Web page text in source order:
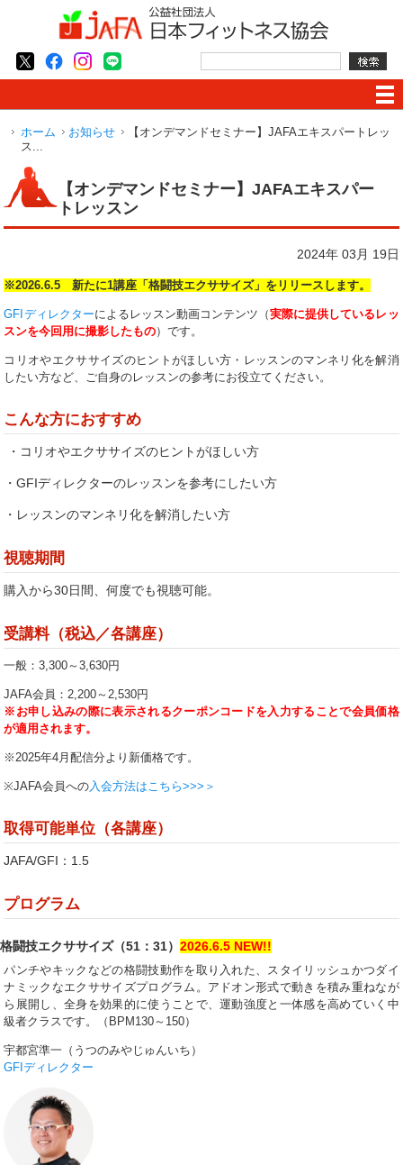
ホーム お知らせ
【オンデマンドセミナー】JAFAエキスパートレッ
ス...
【オンデマンドセミナー】JAFAエキスパー
トレッスン
2024年 03月 19日
※2026.6.5 新たに1講座「格闘技エクササイズ」をリリースします。
GFIディレクターによるレッスン動画コンテンツ（実際に提供しているレッ
スンを今回用に撮影したもの）です。
コリオやエクササイズのヒントがほしい方・レッスンのマンネリ化を解消
したい方など、ご自身のレッスンの参考にお役立てください。
こんな方におすすめ
・コリオやエクササイズのヒントがほしい方
・GFIディレクターのレッスンを参考にしたい方
・レッスンのマンネリ化を解消したい方
視聴期間
購入から30日間、何度でも視聴可能。
受講料（税込／各講座）
一般：3,300～3,630円
JAFA会員：2,200～2,530円
※お申し込みの際に表示されるクーポンコードを入力することで会員価格
が適用されます。
※2025年4月配信分より新価格です。
※JAFA会員への 入会方法はこちら>>> ＞
取得可能単位（各講座）
JAFA/GFI：1.5
プログラム
格闘技エクササイズ（51：31） 2026.6.5 NEW!!
パンチやキックなどの格闘技動作を取り入れた、スタイリッシュかつダイ
ナミックなエクササイズプログラム。アドオン形式で動きを積み重ねなが
ら展開し、全身を効果的に使うことで、運動強度と一体感を高めていく中
級者クラスです。（BPM130～150）
宇都宮準一（うつのみやじゅんいち）
GFIディレクター